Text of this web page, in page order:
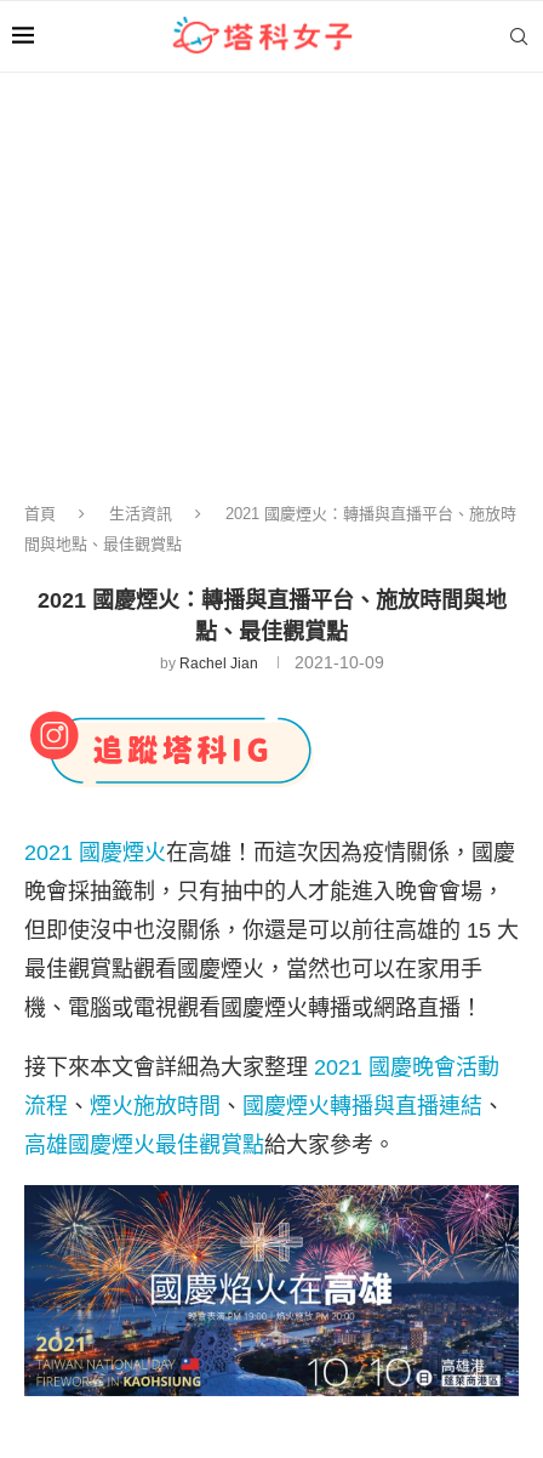
首頁 生活資訊
2021 國慶煙火：轉播與直播平台、施放時
間與地點、最佳觀賞點
2021 國慶煙火：轉播與直播平台、施放時間與地
點、最佳觀賞點
by Rachel Jian 2021-10-09
2021 國慶煙火在高雄！而這次因為疫情關係，國慶
晚會採抽籤制，只有抽中的人才能進入晚會會場，
但即使沒中也沒關係，你還是可以前往高雄的 15 大
最佳觀賞點觀看國慶煙火，當然也可以在家用手
機、電腦或電視觀看國慶煙火轉播或網路直播！
接下來本文會詳細為大家整理 2021 國慶晚會活動
流程 、 煙火施放時間 、 國慶煙火轉播與直播連結 、
高雄國慶煙火最佳觀賞點給大家參考。